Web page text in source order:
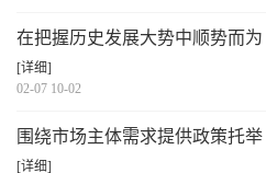
在把握历史发展大势中顺势而为
[详细]
02-07 10-02
围绕市场主体需求提供政策托举
[详细]